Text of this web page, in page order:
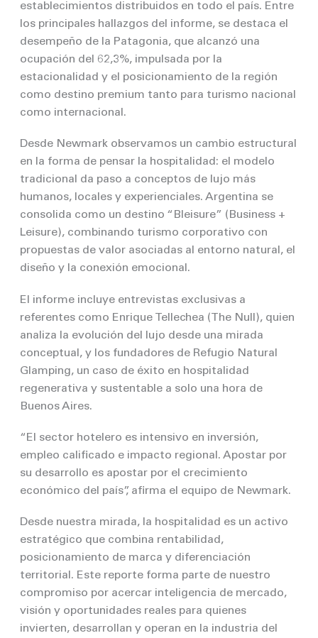
establecimientos distribuidos en todo el país. Entre
los principales hallazgos del informe, se destaca el
desempeño de la Patagonia, que alcanzó una
ocupación del 62,3%, impulsada por la
estacionalidad y el posicionamiento de la región
como destino premium tanto para turismo nacional
como internacional.
Desde Newmark observamos un cambio estructural
en la forma de pensar la hospitalidad: el modelo
tradicional da paso a conceptos de lujo más
humanos, locales y experienciales. Argentina se
consolida como un destino “Bleisure” (Business +
Leisure), combinando turismo corporativo con
propuestas de valor asociadas al entorno natural, el
diseño y la conexión emocional.
El informe incluye entrevistas exclusivas a
referentes como Enrique Tellechea (The Null), quien
analiza la evolución del lujo desde una mirada
conceptual, y los fundadores de Refugio Natural
Glamping, un caso de éxito en hospitalidad
regenerativa y sustentable a solo una hora de
Buenos Aires.
“El sector hotelero es intensivo en inversión,
empleo calificado e impacto regional. Apostar por
su desarrollo es apostar por el crecimiento
económico del país”, afirma el equipo de Newmark.
Desde nuestra mirada, la hospitalidad es un activo
estratégico que combina rentabilidad,
posicionamiento de marca y diferenciación
territorial. Este reporte forma parte de nuestro
compromiso por acercar inteligencia de mercado,
visión y oportunidades reales para quienes
invierten, desarrollan y operan en la industria del